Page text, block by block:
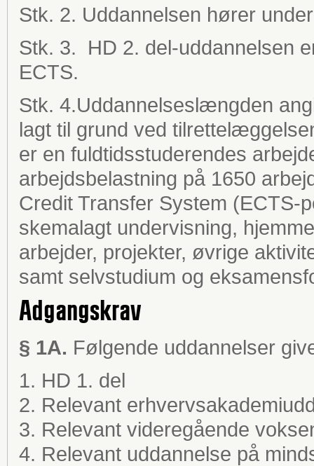
Stk. 2. Uddannelsen hører
Stk. 3. HD 2. del-uddannelsen
ECTS.
Stk. 4.Uddannelseslængden
lagt til grund ved
er en fuldtidsstuderendes
arbejdsbelastning på 1650
Credit Transfer System (ECTS-
skemalagt undervisning,
arbejder, projekter, øvrige
samt selvstudium og
Adgangskrav
§ 1A. Følgende uddannelser
1. HD 1. del
2. Relevant
3. Relevant videregående
4. Relevant uddannelse på